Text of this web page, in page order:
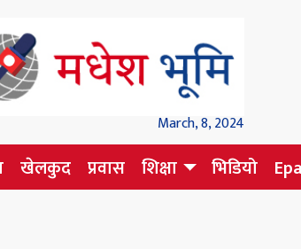
March, 8, 2024
खेलकुद प्रवास शिक्षा भिडियो